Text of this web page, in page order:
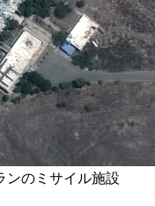
ンのミサイル施設